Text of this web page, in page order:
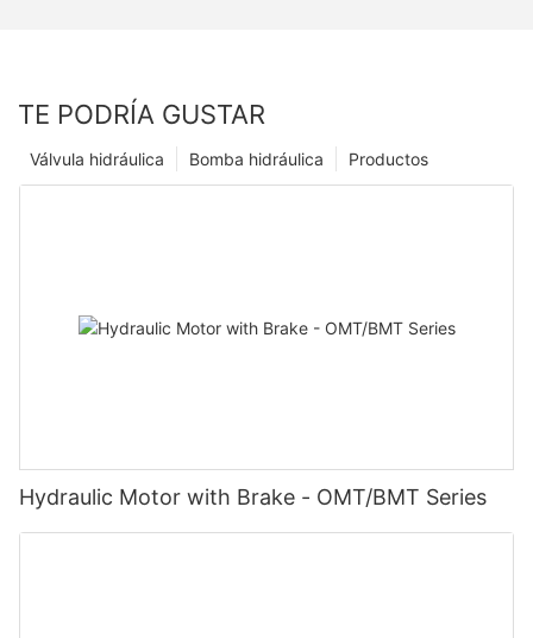
TE PODRÍA GUSTAR
Productos
Bomba hidráulica
Válvula hidráulica
Hydraulic Motor with Brake - OMT/BMT Series